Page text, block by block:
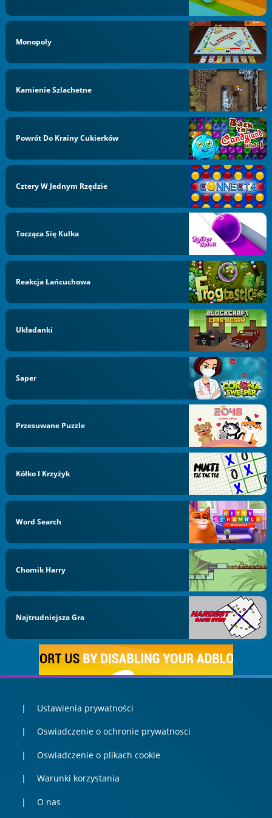
Monopoly
Kamienie Szlachetne
Powrót Do Krainy Cukierków
Cztery W Jednym Rzędzie
Tocząca Się Kulka
Reakcja Łańcuchowa
Układanki
Saper
Przesuwane Puzzle
Kółko I Krzyżyk
Word Search
Chomik Harry
Najtrudniejsza Gra
Ustawienia prywatności
Oswiadczenie o ochronie prywatnosci
Oswiadczenie o plikach cookie
Warunki korzystania
O nas